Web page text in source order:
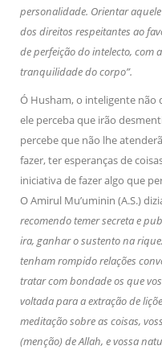
personalidade. Orientar
dos direitos respeitantes ao
de perfeição do intelecto, com
tranquilidade do corpo”.
Ó Husham, o inteligente não
ele perceba que irão
percebe que não lhe
fazer, ter esperanças de
iniciativa de fazer algo que
O Amirul Mu’uminin (A.S.)
recomendo temer secreta e
ira, ganhar o sustento na
tenham rompido relações
tratar com bondade os que
voltada para a extração de
meditação sobre as coisas,
(menção) de Allah, e vossa